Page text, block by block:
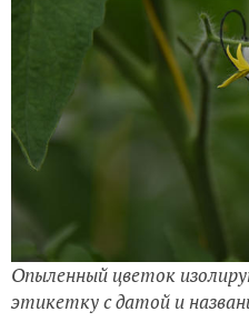
Опыленный цветок
этикетку с датой и